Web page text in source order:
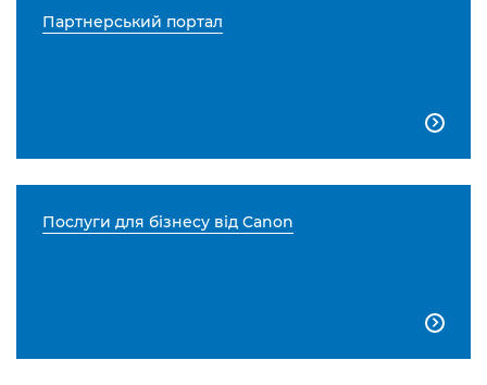
Партнерський портал

Послуги для бізнесу від Canon
